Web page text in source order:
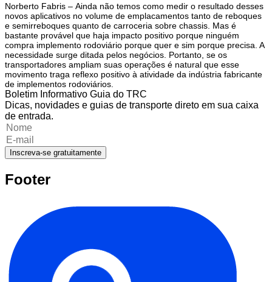
Norberto Fabris – Ainda não temos como medir o resultado desses
novos aplicativos no volume de emplacamentos tanto de reboques
e semirreboques quanto de carroceria sobre chassis. Mas é
bastante provável que haja impacto positivo porque ninguém
compra implemento rodoviário porque quer e sim porque precisa. A
necessidade surge ditada pelos negócios. Portanto, se os
transportadores ampliam suas operações é natural que esse
movimento traga reflexo positivo à atividade da indústria fabricante
de implementos rodoviários.
Boletim Informativo Guia do TRC
Dicas, novidades e guias de transporte direto em sua caixa
de entrada.
Inscreva-se gratuitamente
Footer